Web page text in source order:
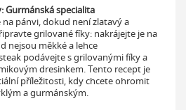
Gurmánská specialita
pánvi, dokud není zlatavý a
grilované fíky: nakrájejte je na
nejsou měkké a lehce
podávejte s grilovanými fíky a
dresinkem. Tento recept je
příležitosti, kdy chcete ohromit
a gurmánským.